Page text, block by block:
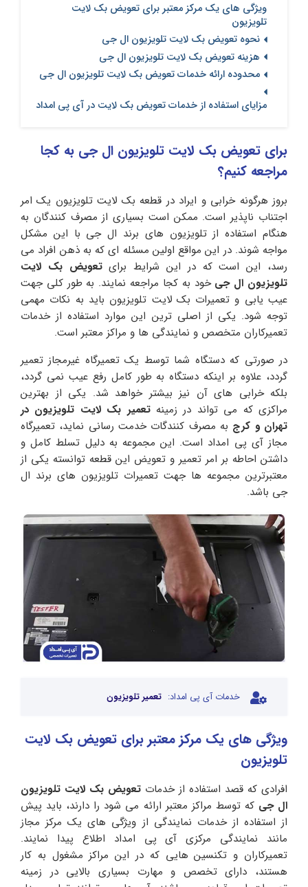
ویژگی های یک مرکز معتبر برای تعویض بک لایت
تلویزیون
نحوه تعویض بک لایت تلویزیون ال جی
هزینه تعویض بک لایت تلویزیون ال جی
محدوده ارائه خدمات تعویض بک لایت تلویزیون ال جی
مزایای استفاده از خدمات تعویض بک لایت در آی پی امداد
برای تعویض بک لایت تلویزیون ال جی به کجا
مراجعه کنیم؟
بروز هرگونه خرابی و ایراد در قطعه بک لایت تلویزیون یک امر
اجتناب ناپذیر است. ممکن است بسیاری از مصرف کنندگان به
هنگام استفاده از تلویزیون های برند ال جی با این مشکل
مواجه شوند. در این مواقع اولین مسئله ای که به ذهن افراد می
رسد، این است که در این شرایط برایتعویض بک لایت
تلویزیون ال جی خود به کجا مراجعه نمایند. به طور کلی جهت
عیب یابی و تعمیرات بک لایت تلویزیون باید به نکات مهمی
توجه شود. یکی از اصلی ترین این موارد استفاده از خدمات
تعمیرکاران متخصص و نمایندگی ها و مراکز معتبر است.
در صورتی که دستگاه شما توسط یک تعمیرگاه غیرمجاز تعمیر
گردد، علاوه بر اینکه دستگاه به طور کامل رفع عیب نمی گردد،
بلکه خرابی های آن نیز بیشتر خواهد شد. یکی از بهترین
مراکزی که می تواند در زمینهتعمیر بک لایت تلویزیون در
تهران و کرج به مصرف کنندگات خدمت رسانی نماید، تعمیرگاه
مجاز آی پی امداد است. این مجموعه به دلیل تسلط کامل و
داشتن احاطه بر امر تعمیر و تعویض این قطعه توانسته یکی از
معتبرترین مجموعه ها جهت تعمیرات تلویزیون های برند ال
جی باشد.
خدمات آی پی امداد: تعمیر تلویزیون
ویژگی های یک مرکز معتبر برای تعویض بک لایت
تلویزیون
افرادی که قصد استفاده از خدمات تعویض بک لایت تلویزیون
ال جی که توسط مراکز معتبر ارائه می شود را دارند، باید پیش
از استفاده از خدمات نمایندگی از ویژگی های یک مرکز مجاز
مانند نمایندگی مرکزی آی پی امداد اطلاع پیدا نمایند.
تعمیرکاران و تکنسین هایی که در این مراکز مشغول به کار
هستند، دارای تخصص و مهارت بسیاری بالایی در زمینه